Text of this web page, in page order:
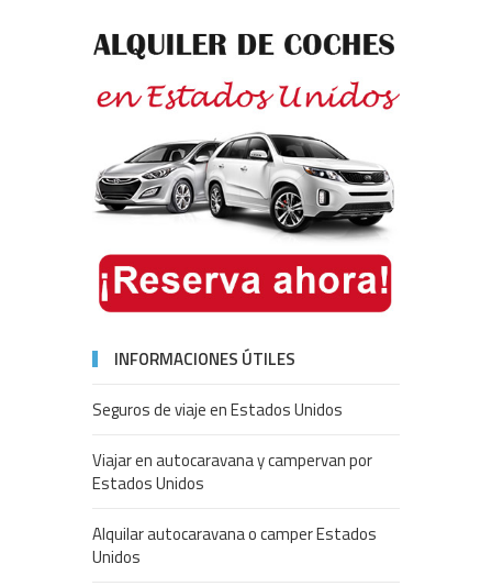
INFORMACIONES ÚTILES
Seguros de viaje en Estados Unidos
Viajar en autocaravana y campervan por
Estados Unidos
Alquilar autocaravana o camper Estados
Unidos